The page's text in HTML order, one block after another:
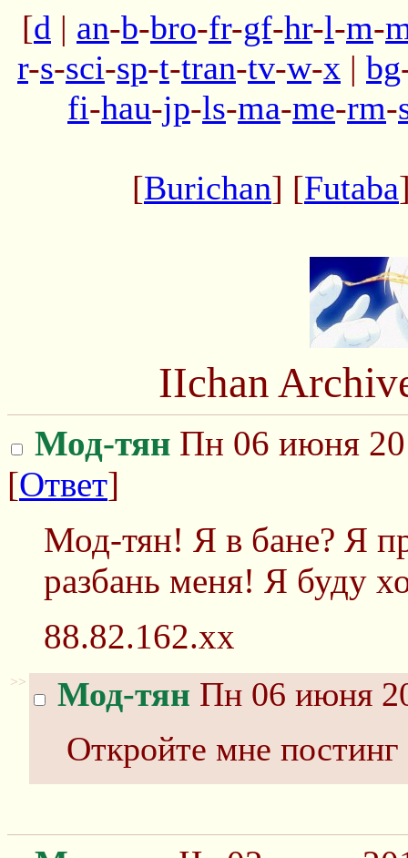
[d | an-b-bro-fr-gf-hr-l-m-
r-s-sci-sp-t-tran-tv-w-x | bg
fi-hau-jp-ls-ma-me-rm-
[Burichan] [Futaba
IIchan
Мод-тян Пн 06 июня
[Ответ]
Мод-тян! Я в бане? Я
разбань меня! Я буду
88.82.162.xx
>> Мод-тян Пн 06 июня
Откройте мне